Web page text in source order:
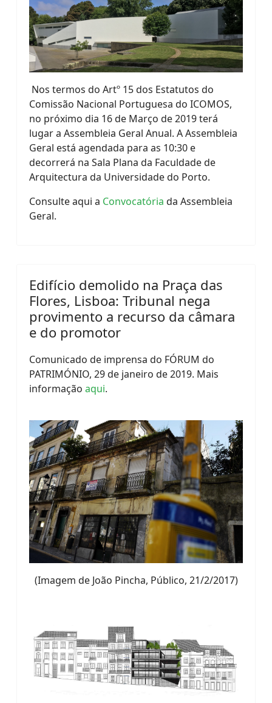
Nos termos do Artº 15 dos Estatutos do
Comissão Nacional Portuguesa do ICOMOS,
no próximo dia 16 de Março de 2019 terá
lugar a Assembleia Geral Anual. A Assembleia
Geral está agendada para as 10:30 e
decorrerá na Sala Plana da Faculdade de
Arquitectura da Universidade do Porto.
Consulte aqui a Convocatória da Assembleia
Geral.
Edifício demolido na Praça das
Flores, Lisboa: Tribunal nega
provimento a recurso da câmara
e do promotor
Comunicado de imprensa do FÓRUM do
PATRIMÓNIO, 29 de janeiro de 2019. Mais
informação aqui.
(Imagem de João Pincha, Público, 21/2/2017)